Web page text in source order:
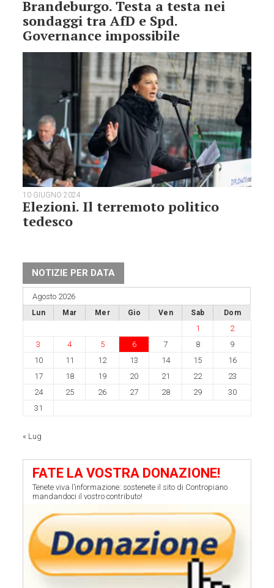
Brandeburgo. Testa a testa nei
sondaggi tra AfD e Spd.
Governance impossibile
10 GIUGNO 2024
Elezioni. Il terremoto politico
tedesco
NOTIZIE PER DATA
Agosto 2026
Lun Mar Mer Gio Ven Sab Dom
1
2
3
4 5 6 7 8
9
10
11 12 13 14 15
16
17
18 19 20 21 22
23
24
25 26 27 28 29
30
31
« Lug
FATE LA VOSTRA DONAZIONE!
Tenete viva l’informazione: sostenete il sito di Contropiano
mandandoci il vostro contributo!